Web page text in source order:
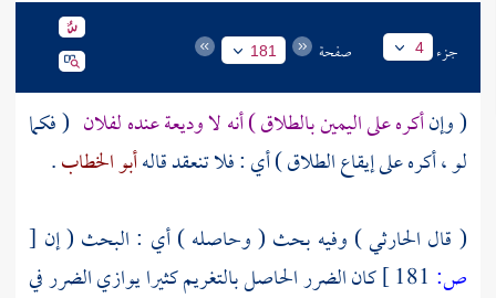
جزء 4 صفحة 181
( وإنأكره على اليمين بالطلاق ) أنه لا وديعة عنده لفلان ( فكما
لو ، أكره على إيقاع الطلاق ) أي : فلا تنعقد قالهأبو الخطاب.
( قال الحارثي) وفيه بحث ( وحاصله ) أي : البحث ( إن [
ص:
كان الضرر الحاصل بالتغريم كثيرا يوازي الضرر في